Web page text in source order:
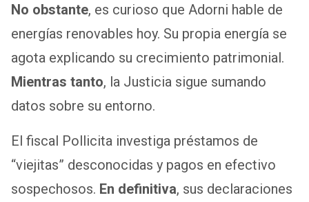
No obstante, es curioso que Adorni hable de
energías renovables hoy. Su propia energía se
agota explicando su crecimiento patrimonial.
Mientras tanto, la Justicia sigue sumando
datos sobre su entorno.
El fiscal Pollicita investiga préstamos de
“viejitas” desconocidas y pagos en efectivo
sospechosos. En definitiva, sus declaraciones